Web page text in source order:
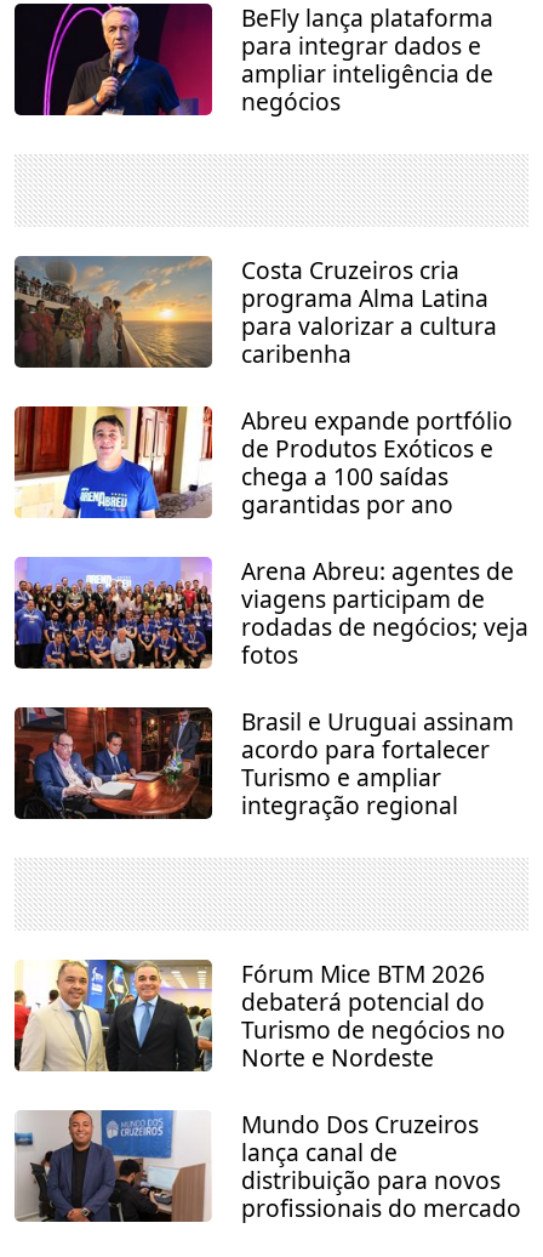
BeFly lança plataforma
para integrar dados e
ampliar inteligência de
negócios
Costa Cruzeiros cria
programa Alma Latina
para valorizar a cultura
caribenha
Abreu expande portfólio
de Produtos Exóticos e
chega a 100 saídas
garantidas por ano
Arena Abreu: agentes de
viagens participam de
rodadas de negócios; veja
fotos
Brasil e Uruguai assinam
acordo para fortalecer
Turismo e ampliar
integração regional
Fórum Mice BTM 2026
debaterá potencial do
Turismo de negócios no
Norte e Nordeste
Mundo Dos Cruzeiros
lança canal de
distribuição para novos
profissionais do mercado